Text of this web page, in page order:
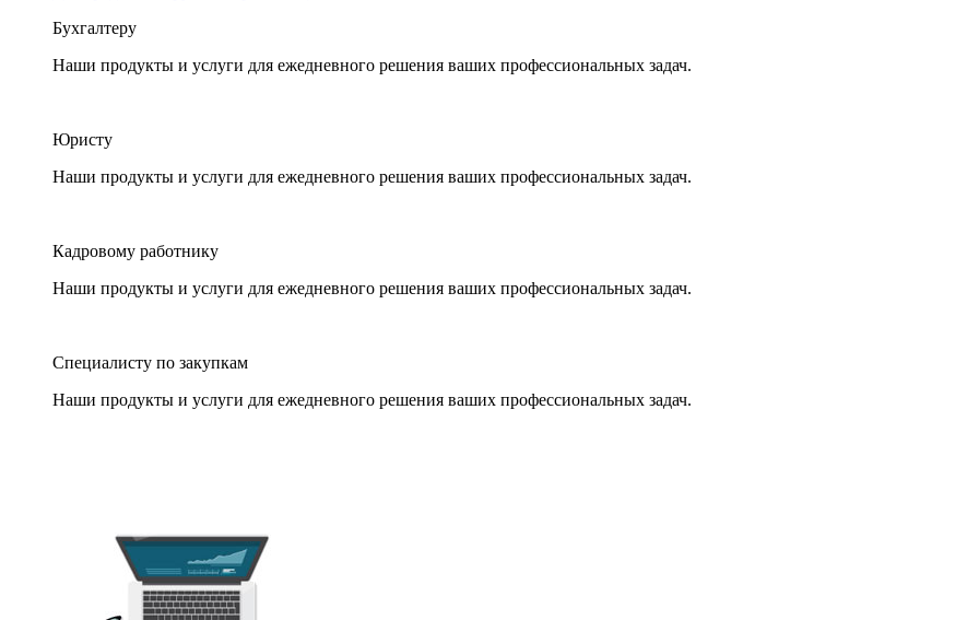
Бухгалтеру
Наши продукты и услуги для ежедневного решения ваших профессиональных задач.
Юристу
Наши продукты и услуги для ежедневного решения ваших профессиональных задач.
Кадровому работнику
Наши продукты и услуги для ежедневного решения ваших профессиональных задач.
Специалисту по закупкам
Наши продукты и услуги для ежедневного решения ваших профессиональных задач.